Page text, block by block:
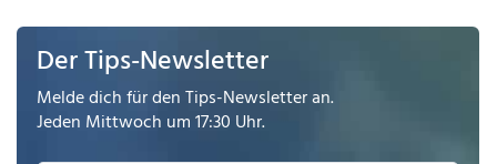
Der Tips-Newsletter
Melde dich für den Tips-Newsletter an.
Jeden Mittwoch um 17:30 Uhr.